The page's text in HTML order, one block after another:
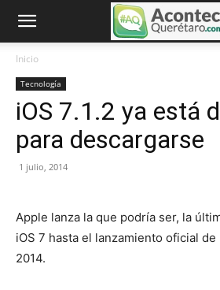
Inicio
Tecnología
iOS 7.1.2 ya está
para descargarse
1 julio, 2014
Apple lanza la que podría ser, la
iOS 7 hasta el lanzamiento oficial de
2014.